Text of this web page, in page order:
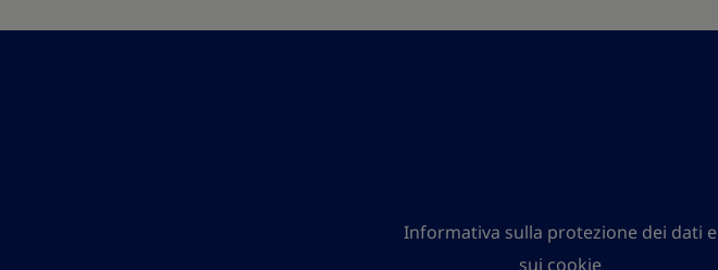
Informativa sulla protezione dei dati e